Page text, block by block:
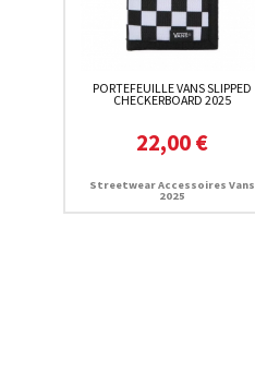
PORTEFEUILLE VANS SLIPPED
CHECKERBOARD 2025
22,00 €
Streetwear Accessoires Vans
2025